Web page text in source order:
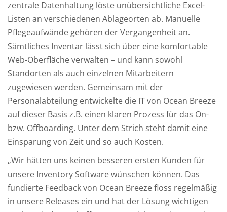
zentrale Datenhaltung löste unübersichtliche Excel-
Listen an verschiedenen Ablageorten ab. Manuelle
Pflegeaufwände gehören der Vergangenheit an.
Sämtliches Inventar lässt sich über eine komfortable
Web-Oberfläche verwalten – und kann sowohl
Standorten als auch einzelnen Mitarbeitern
zugewiesen werden. Gemeinsam mit der
Personalabteilung entwickelte die IT von Ocean Breeze
auf dieser Basis z.B. einen klaren Prozess für das On-
bzw. Offboarding. Unter dem Strich steht damit eine
Einsparung von Zeit und so auch Kosten.
„Wir hätten uns keinen besseren ersten Kunden für
unsere Inventory Software wünschen können. Das
fundierte Feedback von Ocean Breeze floss regelmäßig
in unsere Releases ein und hat der Lösung wichtigen